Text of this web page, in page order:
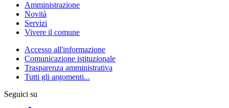
Amministrazione
Novità
Servizi
Vivere il comune
Accesso all'informazione
Comunicazione istituzionale
Trasparenza amministrativa
Tutti gli argomenti...
Seguici su